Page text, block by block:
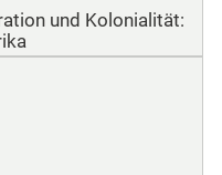
und Kolonialität: